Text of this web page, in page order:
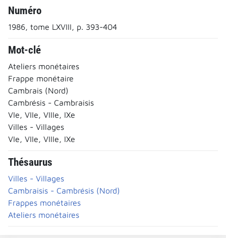
Numéro
1986, tome LXVIII, p. 393-404
Mot-clé
Ateliers monétaires
Frappe monétaire
Cambrais (Nord)
Cambrésis - Cambraisis
VIe, VIIe, VIIIe, IXe
Villes - Villages
VIe, VIIe, VIIIe, IXe
Thésaurus
Villes - Villages
Cambraisis - Cambrésis (Nord)
Frappes monétaires
Ateliers monétaires